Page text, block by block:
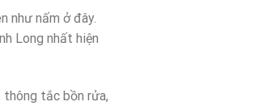
như nấm ở đây.
Long nhất hiện
thông tắc bồn rửa,